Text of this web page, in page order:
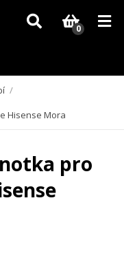
které nejsou skladem,
0
/
Hisense Mora
pro